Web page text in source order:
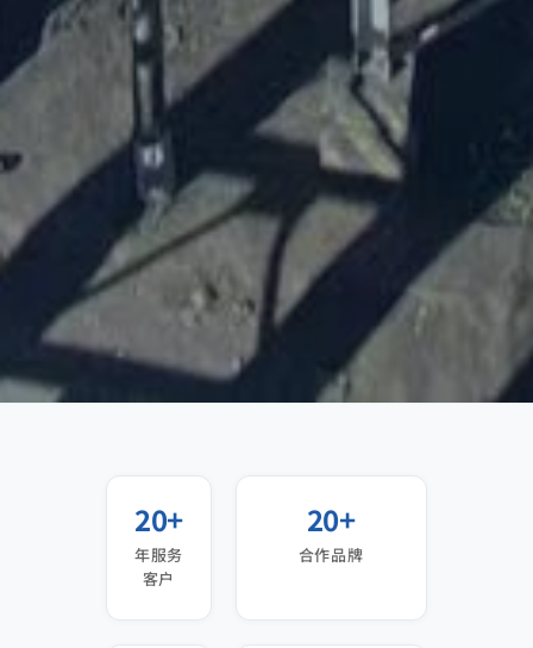
20+
年服务
客户
20+
合作品牌